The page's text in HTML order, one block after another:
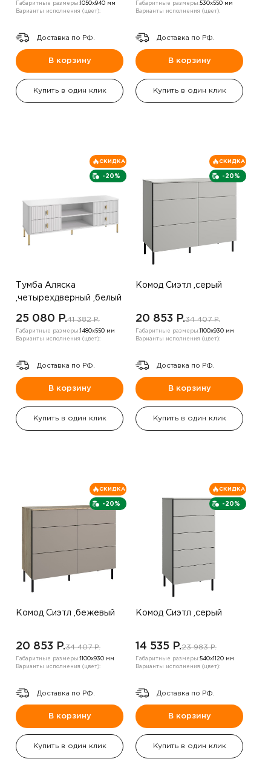
Габаритные размеры: 1050х940 мм
Варианты исполнения (цвет):
Доставка по РФ.
В корзину
Купить в один клик
Габаритные размеры:530х550 мм
Варианты исполнения (цвет):
Доставка по РФ.
В корзину
Купить в один клик
-20%
СКИДКА
Тумба Аляска
,четырехдверный ,белый
25 080 P.41 382 P.
Габаритные размеры: 1480х550 мм
Варианты исполнения (цвет):
Доставка по РФ.
В корзину
Купить в один клик
-20%
СКИДКА
Комод Сиэтл ,серый
20 853 P.34 407 P.
Габаритные размеры: 1100х930 мм
Варианты исполнения (цвет):
Доставка по РФ.
В корзину
Купить в один клик
-20%
СКИДКА
Комод Сиэтл ,бежевый
20 853 P.34 407 P.
Габаритные размеры: 1100х930 мм
Варианты исполнения (цвет):
Доставка по РФ.
В корзину
Купить в один клик
-20%
СКИДКА
Комод Сиэтл ,серый
14 535 P.23 983 P.
Габаритные размеры:540х1120 мм
Варианты исполнения (цвет):
Доставка по РФ.
В корзину
Купить в один клик